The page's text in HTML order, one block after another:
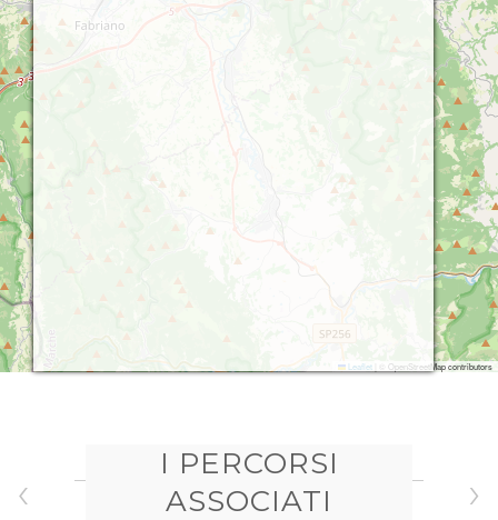
Leaflet © OpenStreetMap contributors
I PERCORSI
ASSOCIATI
‹ ›